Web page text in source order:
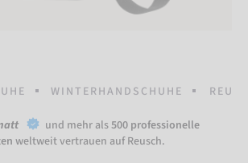
WINTERHANDSCHUHE
und mehr als500 professionelle
weltweit vertrauen auf Reusch.